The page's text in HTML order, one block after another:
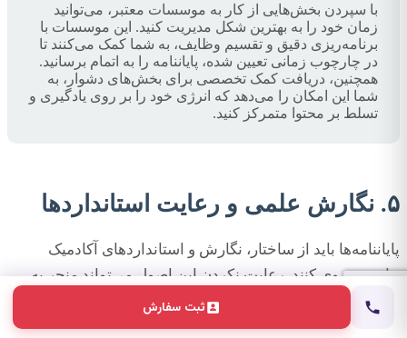
ثبت سفارش
با سپردن بخش‌هایی از کار به موسسات معتبر، می‌توانید
زمان خود را به بهترین شکل مدیریت کنید. این موسسات با
برنامه‌ریزی دقیق و تقسیم وظایف، به شما کمک می‌کنند تا
در چارچوب زمانی تعیین شده، پایاننامه را به اتمام برسانید.
همچنین، دریافت کمک تخصصی برای بخش‌های دشوار، به
شما این امکان را می‌دهد که انرژی خود را بر روی یادگیری و
تسلط بر محتوا متمرکز کنید.
۵. نگارش علمی و رعایت استانداردها
پایاننامه‌ها باید از ساختار، نگارش و استانداردهای آکادمیک
خاصی پیروی کنند. رعایت نکردن این اصول می‌تواند منجر به
کاهش نمره یا نیاز به بازنگری‌های متعدد شود.